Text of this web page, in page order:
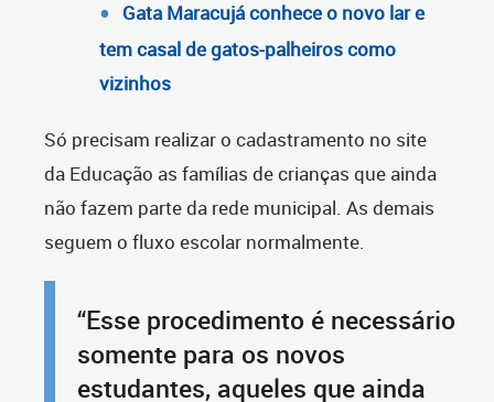
Gata Maracujá conhece o novo lar e
tem casal de gatos-palheiros como
vizinhos
Só precisam realizar o cadastramento no site
da Educação as famílias de crianças que ainda
não fazem parte da rede municipal. As demais
seguem o fluxo escolar normalmente.
“Esse procedimento é necessário
somente para os novos
estudantes, aqueles que ainda